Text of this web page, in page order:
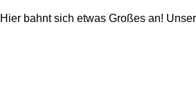
Hier bahnt sich etwas Großes an!